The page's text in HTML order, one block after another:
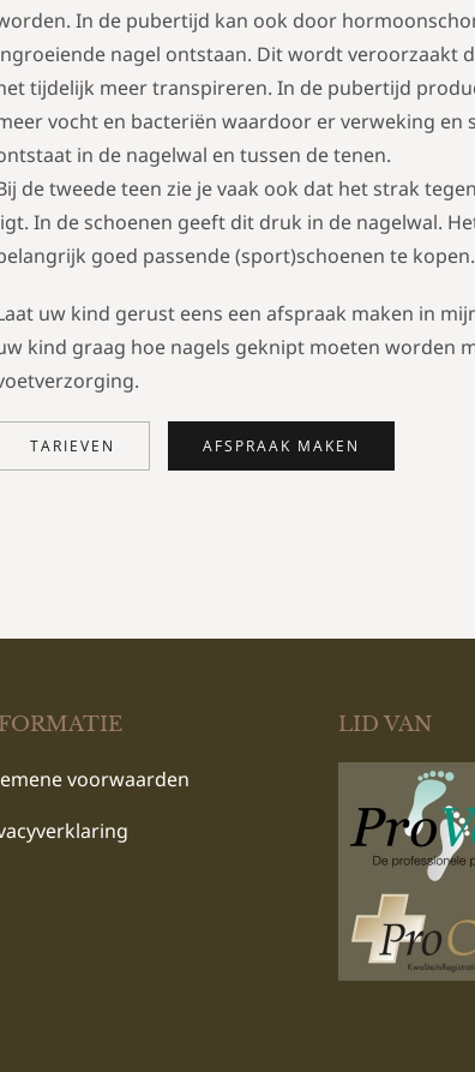
In de pubertijd kan ook door
nagel ontstaan. Dit wordt veroorzaakt
tijdelijk meer transpireren. In de pubertijd
vocht en bacteriën waardoor er verweking en
in de nagelwal en tussen de tenen.
de tweede teen zie je vaak ook dat het strak
In de schoenen geeft dit druk in de nagelwal.
goed passende (sport)schoenen te kopen.
uw kind gerust eens een afspraak maken in
kind graag hoe nagels geknipt moeten worden
TARIEVEN AFSPRAAK MAKEN
voorwaarden
LID VAN